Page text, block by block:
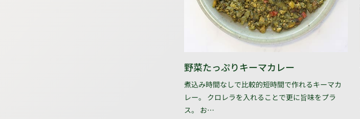
野菜たっぷりキーマカレー
煮込み時間なしで比較的短時間で作れるキーマカ
レー。 クロレラを入れることで更に旨味をプラ
ス。 お…